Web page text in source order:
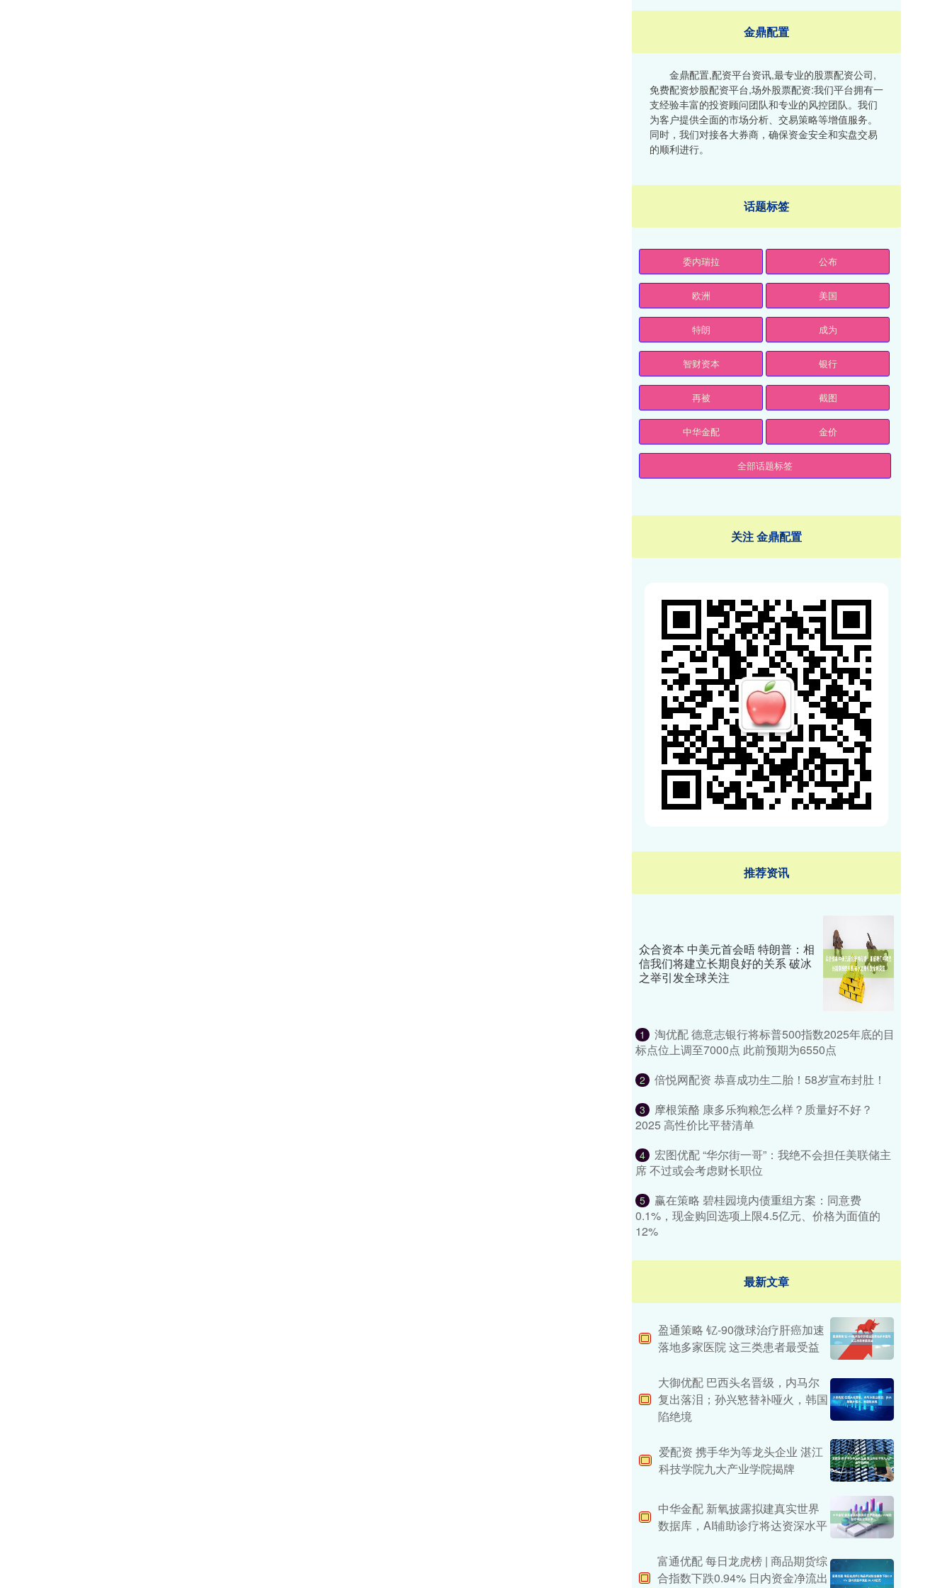
金鼎配置
金鼎配置,配资平台资讯,最专业的股票配资公司,
免费配资炒股配资平台,场外股票配资:我们平台拥有一
支经验丰富的投资顾问团队和专业的风控团队。我们
为客户提供全面的市场分析、交易策略等增值服务。
同时，我们对接各大券商，确保资金安全和实盘交易
的顺利进行。
话题标签
委内瑞拉 公布
欧洲 美国
特朗 成为
智财资本 银行
再被 截图
中华金配 金价
全部话题标签
关注 金鼎配置
推荐资讯
众合资本 中美元首会晤 特朗普：相
信我们将建立长期良好的关系 破冰
之举引发全球关注
1
淘优配 德意志银行将标普500指数2025年底的目
标点位上调至7000点 此前预期为6550点
2 倍悦网配资 恭喜成功生二胎！58岁宣布封肚！
3
摩根策酪 康多乐狗粮怎么样？质量好不好？
2025 高性价比平替清单
4
宏图优配 “华尔街一哥”：我绝不会担任美联储主
席 不过或会考虑财长职位
5
赢在策略 碧桂园境内债重组方案：同意费
0.1%，现金购回选项上限4.5亿元、价格为面值的
12%
最新文章
盈通策略 钇-90微球治疗肝癌加速
落地多家医院 这三类患者最受益
大御优配 巴西头名晋级，内马尔
复出落泪；孙兴慜替补哑火，韩国
陷绝境
爱配资 携手华为等龙头企业 湛江
科技学院九大产业学院揭牌
中华金配 新氧披露拟建真实世界
数据库，AI辅助诊疗将达资深水平
富通优配 每日龙虎榜 | 商品期货综
合指数下跌0.94% 日内资金净流出